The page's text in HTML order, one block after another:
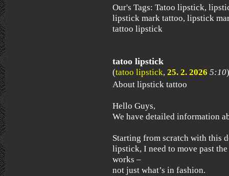
Our's Tags: Tatoo lipstick,
lipstick mark tattoo, lipstick
tattoo lipstick
tatoo lipstick
(tatoo lipstick, 25. 2. 2026 5:10)
About lipstick tattoo
Hello Guys,
We have detailed information
Starting from scratch with this
lipstick, I need to move past
works –
not just what’s in fashion.